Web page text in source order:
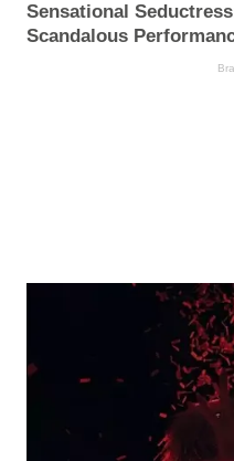
Sensational
Scandalous